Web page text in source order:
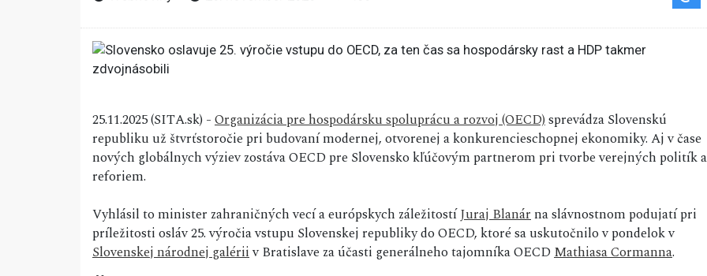
25.11.2025 (SITA.sk) -Organizácia pre hospodársku spoluprácu a rozvoj (OECD)sprevádza Slovenskú
republiku už štvrťstoročie pri budovaní modernej, otvorenej a konkurencieschopnej ekonomiky. Aj v čase
nových globálnych výziev zostáva OECD pre Slovensko kľúčovým partnerom pri tvorbe verejných politík a
reforiem.
Vyhlásil to minister zahraničných vecí a európskych záležitostíJuraj Blanárna slávnostnom podujatí pri
príležitosti osláv 25. výročia vstupu Slovenskej republiky do OECD, ktoré sa uskutočnilo v pondelok v
Slovenskej národnej galériiv Bratislave za účasti generálneho tajomníka OECDMathiasa Cormanna.